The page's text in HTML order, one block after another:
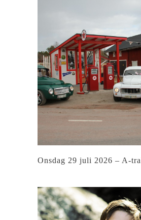
Onsdag 29 juli 2026 – A-